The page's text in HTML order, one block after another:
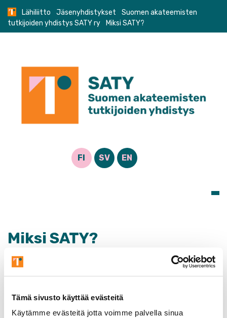
Tämä sivusto käyttää evästeitä
Käytämme evästeitä jotta voimme palvella sinua
Skip
content
Lähiliitto Jäsenyhdistykset
Suomen akateemisten
tutkijoiden yhdistys SATY ry
Miksi SATY?
FI SV EN
Miksi SATY?
SATY:n jäsenenä on mahdollisuus edistää tieteen,
tutkimuksen ja korkeakouluopetuksen
sekä pitää yllä ja vahvistaa yhteyttä tutkijayhteisöön,
työpaikasta riippumatta.